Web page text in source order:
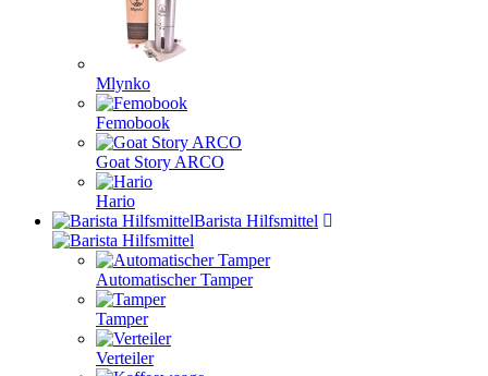
Mlynko
Femobook
Goat Story ARCO
Hario
Barista Hilfsmittel
Automatischer Tamper
Tamper
Verteiler